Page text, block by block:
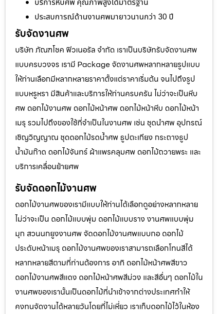
บริการหีบศพ คุณภาพสูงได้มาตรฐาน
ประสบการณ์ด้านงานศพมายาวนานกว่า 30 ปี
รับจัดงานศพ
บริษัท ภัณฑโชค ฟิวเนอรัล จำกัด เราเป็นบริษัทรับจัดงานศพ
แบบครบวงจร เรามี Package จัดงานศพหลากหลายรูปแบบ
ให้ท่านเลือกมีหลากหลายราคาตั้งแต่ราคาเริ่มต้น จนไปถึงรูป
แบบหรูหรา มีสินค้าและบริการให้ท่านครบครัน ไม่ว่าจะเป็นหีบ
ศพ ดอกไม้งานศพ ดอกไม้หน้าศพ ดอกไม้หน้าหีบ ดอกไม้หน้า
เมรุ รวมไปถึงของใช้ที่จำเป็นในงานศพ เช่น ชุดนำศพ อุปกรณ์
เชิญวิญญาณ ชุดดอกไม้รดน้ำศพ ธูปตะเกียง กระถางธูป
น้ำมันก๊าด ดอกไม้จันทร์ ผ้าแพรคลุมศพ ดอกไม้ถวายพระ และ
บริการเคลื่อนย้ายศพ
รับจัดดอกไม้งานศพ
ดอกไม้งานศพของเรามีแบบให้ท่านได้เลือกดูอย่างหลากหลาย
ไม่ว่าจะเป็น ดอกไม้แบบพุ่ม ดอกไม้แบบราง งานศพแบบพุ่ม
มุก สวนนกยูงงานศพ จัดดอกไม้งานศพแบบกอ ดอกไม้
ประดับหน้าเมรุ ดอกไม้งานศพของเราสามารถเลือกโทนสีได้
หลากหลายสีตามที่ท่านต้องการ อาทิ ดอกไม้หน้าศพสีขาว
ดอกไม้งานศพสีแดง ดอกไม้หน้าศพสีม่วง และสีอื่นๆ ดอกไม้ใน
งานศพของเรานั้นเป็นดอกไม้ที่นำเข้าจากต่างประเทศทำให้
คงทนจัดงานได้หลายวันโดยที่ไม่เหี่ยว เราเก็บดอกไม้ไว้ในห้อง